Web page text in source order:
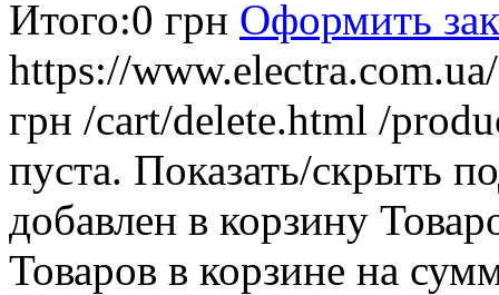
Итого:0 грн Оформить
https://
грн /cart/delete.html /
пуста. Показать/скрыть
добавлен в корзину
Товаров в корзине на